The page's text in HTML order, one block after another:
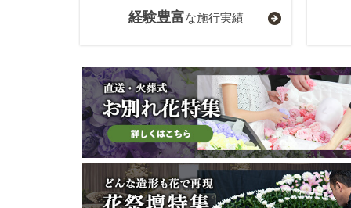
経験豊富な施行実績